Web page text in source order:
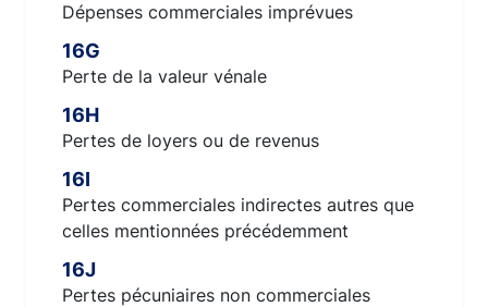
Dépenses commerciales imprévues
16G
Perte de la valeur vénale
16H
Pertes de loyers ou de revenus
16I
Pertes commerciales indirectes autres que
celles mentionnées précédemment
16J
Pertes pécuniaires non commerciales